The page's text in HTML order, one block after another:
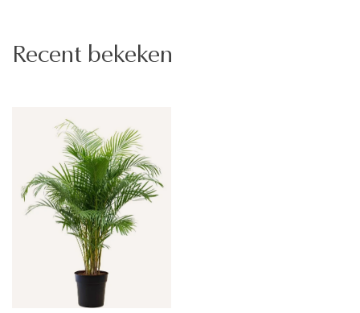
Recent bekeken